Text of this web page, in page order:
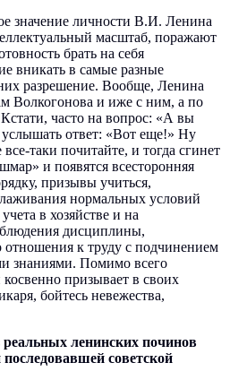
значение личности В.И. Ленина
масштаб, поражают
брать на себя
вникать в самые разные
разрешение. Вообще, Ленина
Волкогонова и иже с ним, а по
часто на вопрос: «А вы
ответ: «Вот еще!» Ну
таки почитайте, и тогда сгинет
и появятся всесторонняя
призывы учиться,
нормальных условий
в хозяйстве и на
дисциплины,
отношения к труду с подчинением
знаниями. Помимо всего
призывает в своих
бойтесь невежества,
ленинских починов
советской